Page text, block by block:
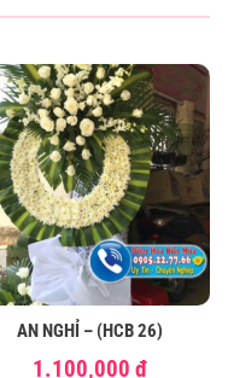
AN NGHỈ – (HCB 26)
1.100,000 ₫